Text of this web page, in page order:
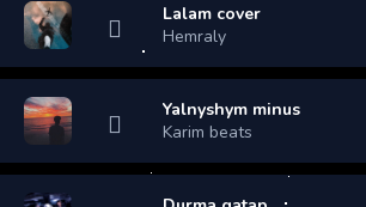
Lalam cover
Hemraly
Yalnyshym minus
Karim beats